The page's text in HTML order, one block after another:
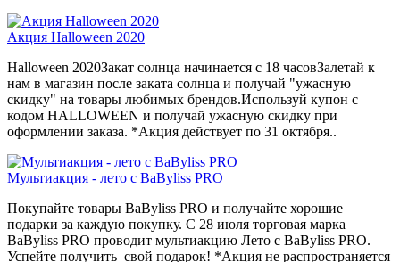
Акция Halloween 2020
Halloween 2020Закат солнца начинается с 18 часовЗалетай к
нам в магазин после заката солнца и получай "ужасную
скидку" на товары любимых брендов.Используй купон с
кодом HALLOWEEN и получай ужасную скидку при
оформлении заказа. *Акция действует по 31 октября..
Мультиакция - лето с BaByliss PRO
Покупайте товары BaByliss PRO и получайте хорошие
подарки за каждую покупку. С 28 июля торговая марка
BaByliss PRO проводит мультиакцию Лето с BaByliss PRO.
Успейте получить свой подарок! *Акция не распространяется